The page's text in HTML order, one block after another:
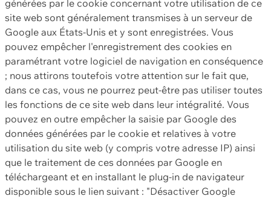
générées par le cookie concernant votre utilisation de ce
site web sont généralement transmises à un serveur de
Google aux États-Unis et y sont enregistrées. Vous
pouvez empêcher l'enregistrement des cookies en
paramétrant votre logiciel de navigation en conséquence
; nous attirons toutefois votre attention sur le fait que,
dans ce cas, vous ne pourrez peut-être pas utiliser toutes
les fonctions de ce site web dans leur intégralité. Vous
pouvez en outre empêcher la saisie par Google des
données générées par le cookie et relatives à votre
utilisation du site web (y compris votre adresse IP) ainsi
que le traitement de ces données par Google en
téléchargeant et en installant le plug-in de navigateur
disponible sous le lien suivant : "Désactiver Google